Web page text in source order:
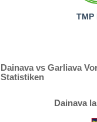
TMP
Dainava vs Garliava
Statistiken
Dainava